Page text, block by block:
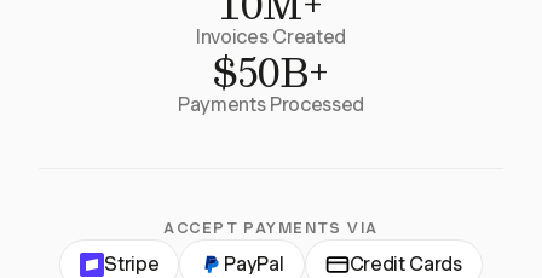
Invoices Created
$50B+
Payments Processed
ACCEPT PAYMENTS VIA
Stripe PayPal Credit Cards